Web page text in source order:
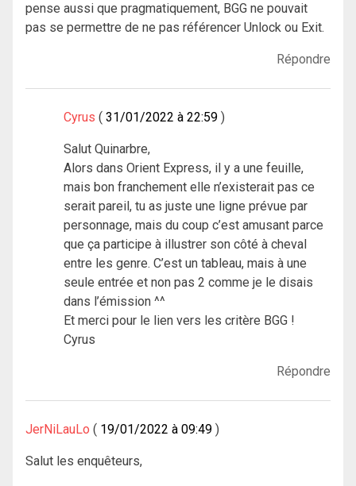
pense aussi que pragmatiquement, BGG ne pouvait
pas se permettre de ne pas référencer Unlock ou Exit.
Répondre
Cyrus 31/01/2022 à 22:59
Salut Quinarbre,
Alors dans Orient Express, il y a une feuille,
mais bon franchement elle n’existerait pas ce
serait pareil, tu as juste une ligne prévue par
personnage, mais du coup c’est amusant parce
que ça participe à illustrer son côté à cheval
entre les genre. C’est un tableau, mais à une
seule entrée et non pas 2 comme je le disais
dans l’émission ^^
Et merci pour le lien vers les critère BGG !
Cyrus
Répondre
JerNiLauLo 19/01/2022 à 09:49
Salut les enquêteurs,